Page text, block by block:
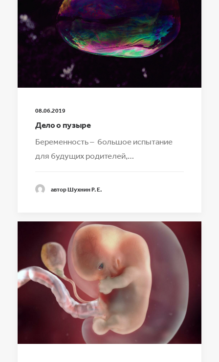
08.06.2019
Дело о пузыре
Беременность – большое испытание
для будущих родителей,…
автор Шухнин Р. Е.